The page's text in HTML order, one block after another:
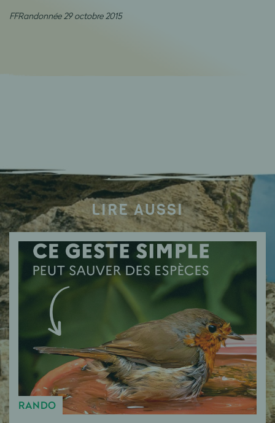
FFRandonnée 29 octobre 2015
LIRE AUSSI
RANDO